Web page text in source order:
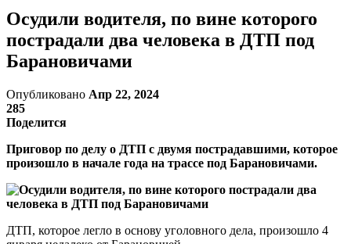
Осудили водителя, по вине которого
пострадали два человека в ДТП под
Барановичами
Опубликовано Апр 22, 2024
285
Поделится
Приговор по делу о ДТП с двумя пострадавшими, которое
произошло в начале года на трассе под Барановичами.
ДТП, которое легло в основу уголовного дела, произошло 4